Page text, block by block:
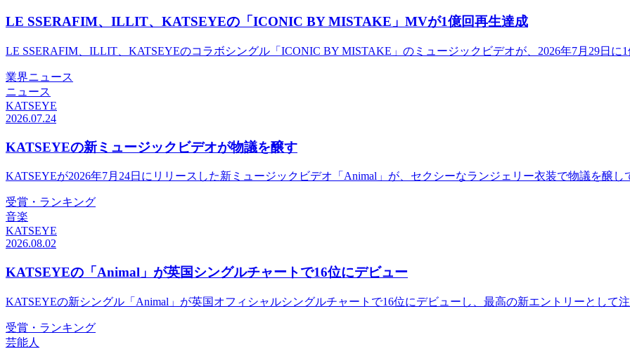
LE SSERAFIM、ILLIT、KATSEYEの「ICONIC BY MISTAKE」MVが1億回再生達成
LE SSERAFIM、ILLIT、KATSEYEのコラボシングル「ICONIC BY MISTAKE」のミュージックビデオが、2026年7月29日に1
業界ニュース
ニュース
KATSEYE
2026.07.24
KATSEYEの新ミュージックビデオが物議を醸す
KATSEYEが2026年7月24日にリリースした新ミュージックビデオ「Animal」が、セクシーなランジェリー衣装で物議を醸し
受賞・ランキング
音楽
KATSEYE
2026.08.02
KATSEYEの「Animal」が英国シングルチャートで16位にデビュー
KATSEYEの新シングル「Animal」が英国オフィシャルシングルチャートで16位にデビューし、最高の新エントリーとして注
受賞・ランキング
芸能人